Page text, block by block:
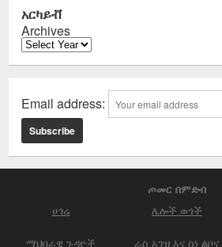
አርካይቭ
Archives
Email address:
ጦመር በምድብ
ሀገሬ ሌሎች ወጎች
ማህበራዊ ጉዳዮች ራስ አገዝ እና ስነ ልቦና